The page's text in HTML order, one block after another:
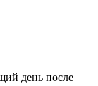
день после